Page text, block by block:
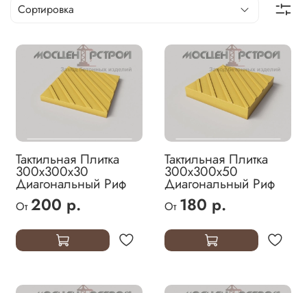
Тактильная Плитка
300х300х30
Диагональный Риф
От 200 р.
Тактильная Плитка
300х300х50
Диагональный Риф
От 180 р.